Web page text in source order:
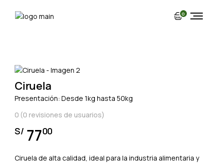
0
Ciruela
Presentación: Desde 1kg hasta 50kg
0 (0 revisiones de usuarios)
S/ 7700
Ciruela de alta calidad, ideal para la industria alimentaria y